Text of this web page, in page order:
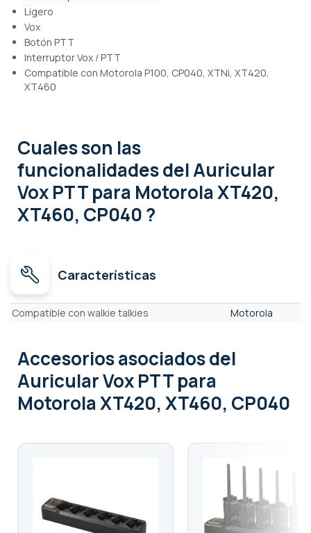
Ligero
Vox
Botón PTT
Interruptor Vox / PTT
Compatible con Motorola P100, CP040, XTNi, XT420,
XT460
Cuales son las
funcionalidadesdel Auricular
Vox PTT para Motorola XT420,
XT460, CP040 ?
Características
Características
Compatible con walkie talkies Motorola
Accesorios asociadosdel
Auricular Vox PTT para
Motorola XT420, XT460, CP040